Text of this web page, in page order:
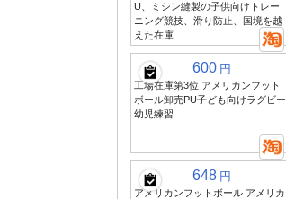
U、ミシン縫製の子供向けトレー
ニング競技、滑り防止、国境を越
えた在庫
600 円
工場在庫第3位 アメリカンフット
ボール卸売PU子ども向けラグビー
幼児練習
648 円
アメリカンフットボール アメリカ